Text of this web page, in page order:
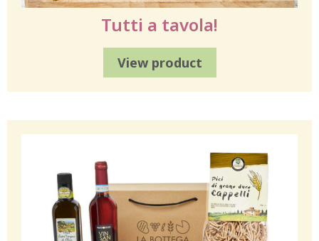
Tutti a tavola!
View product